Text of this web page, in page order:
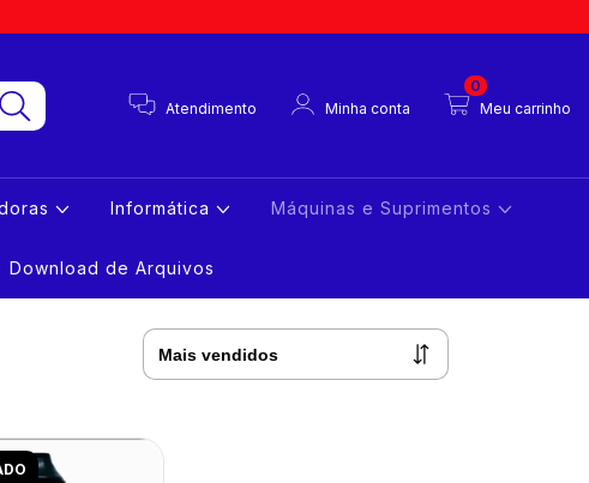
Atendimento Minha conta Meu carrinho
0
Informática Máquinas e Suprimentos
Download de Arquivos